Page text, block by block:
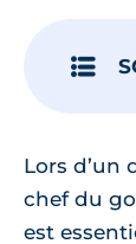
Lors d’un
chef du
est